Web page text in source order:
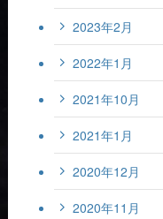
2023年2月
2022年1月
2021年10月
2021年1月
2020年12月
2020年11月